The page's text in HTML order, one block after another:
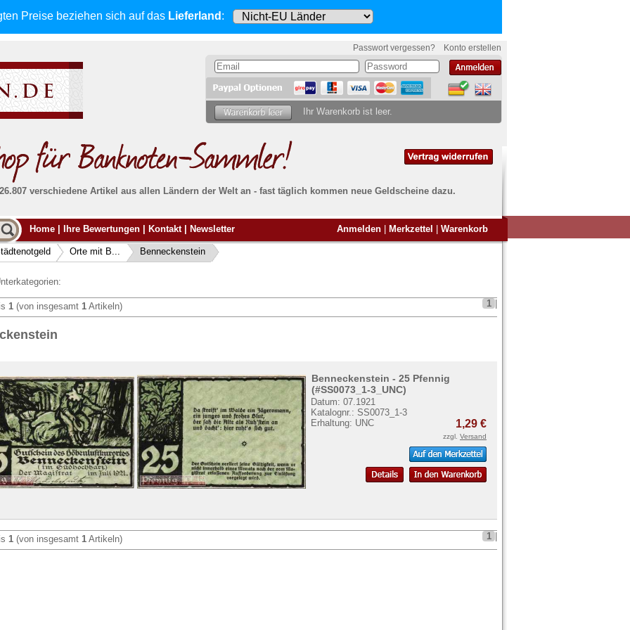
Preise beziehen sich auf das Lieferland :
Passwort vergessen? Konto erstellen
Ihr Warenkorb ist leer.
verschiedene Artikel aus allen Ländern der Welt an - fast täglich kommen neue Geldscheine dazu.
Alle Lieferungen, auch ins Ausland, werden
von uns voll versichert. Sie habenkein Risiko
falls die Sendung verloren geht oder beschädigt
wird.
Absolute Zuverlässigkeit:
Banknoten
Möchten Sie Banknoten
verkaufen?
Siehier.
Home Ihre Bewertungen Kontakt Newsletter Anmelden Merkzettel Warenkorb
Orte mit B... Benneckenstein
1 (von insgesamt 1 Artikeln) 1
Benneckenstein - 25 Pfennig
(#SS0073_1-3_UNC)
Datum: 07.1921
Katalognr.: SS0073_1-3
Erhaltung: UNC
1,29 €
zzgl. Versand
1 (von insgesamt 1 Artikeln) 1